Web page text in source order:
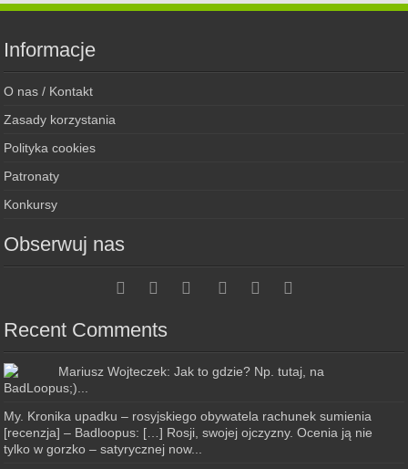
Informacje
O nas / Kontakt
Zasady korzystania
Polityka cookies
Patronaty
Konkursy
Obserwuj nas
Recent Comments
Mariusz Wojteczek: Jak to gdzie? Np. tutaj, na
BadLoopus;)...
My. Kronika upadku – rosyjskiego obywatela rachunek sumienia
[recenzja] – Badloopus: […] Rosji, swojej ojczyzny. Ocenia ją nie
tylko w gorzko – satyrycznej now...